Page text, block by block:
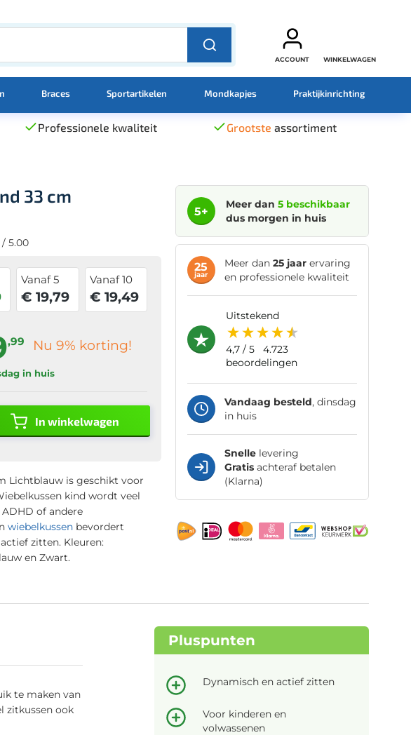
ACCOUNT WINKELWAGEN
Braces Sportartikelen Mondkapjes Praktijkinrichting
Professionele kwaliteit Grootste assortiment
33 cm
5.00
Vanaf 5
€ 19,79
Vanaf 10
€ 19,49
,99 Nu 9% korting!
in huis
In winkelwagen
Lichtblauw is geschikt voor
kind wordt veel
of andere
wiebelkussenbevordert
zitten. Kleuren:
en Zwart.
5+
Meer dan 5 beschikbaar
dus morgen in huis
25
jaar
Meer dan 25 jaarervaring
en professionele kwaliteit
uitstekend
4,7/ 5
4.723
beoordelingen
Vandaag besteld, dinsdag
in huis
Snellelevering
Gratisachteraf betalen
(Klarna)
te maken van
zitkussen ook
Pluspunten
Dynamisch en actief zitten
Voor kinderen en
volwassenen